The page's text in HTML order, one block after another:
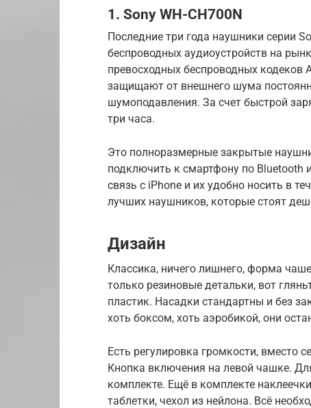
1. Sony WH-CH700N
Последние три года наушники серии
беспроводных аудиоустройств на
превосходных беспроводных кодеков
защищают от внешнего шума
шумоподавления. За счет быстрой
три часа.
Это полноразмерные закрытые
подключить к смартфону по Bluetooth
связь с iPhone и их удобно носить в
лучших наушников, которые стоят
Дизайн
Классика, ничего лишнего, форма
только резиновые детальки, вот
пластик. Насадки стандартны и без
хоть боксом, хоть аэробикой, они
Есть регулировка громкости, вместо
Кнопка включения на левой чашке.
комплекте. Ещё в комплекте
таблетки, чехол из нейлона. Всё